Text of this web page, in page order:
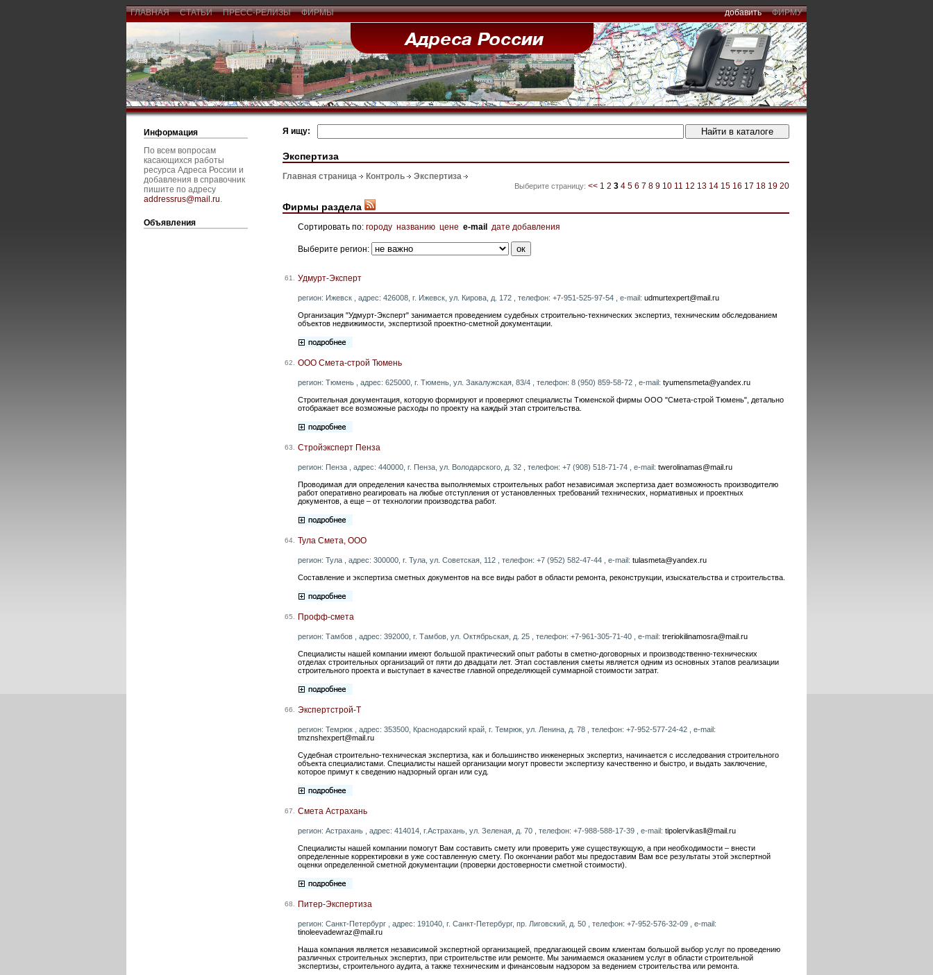
ГЛАВНАЯ СТАТЬИ ПРЕСС-РЕЛИЗЫ ФИРМЫ добавить ФИРМУ
Информация
По всем вопросам
касающихся работы
ресурса Адреса России и
добавления в справочник
пишите по адресу
addressrus@mail.ru.
Объявления
Я ищу:
Экспертиза
Главная страница Контроль Экспертиза
Выберите страницу: << 1 2 3 4 5 6 7 8 9 10 11 12 13 14 15 16 17 18 19 20
Фирмы раздела
Сортировать по: городу названию цене e-mail дате добавления
Выберите регион:
61. Удмурт-Эксперт
регион: Ижевск , адрес: 426008, г. Ижевск, ул. Кирова, д. 172 , телефон: +7-951-525-97-54 , e-mail: udmurtexpert@mail.ru
Организация "Удмурт-Эксперт" занимается проведением судебных строительно-технических экспертиз, техническим обследованием
объектов недвижимости, экспертизой проектно-сметной документации.
62. ООО Смета-строй Тюмень
регион: Тюмень , адрес: 625000, г. Тюмень, ул. Закалужская, 83/4 , телефон: 8 (950) 859-58-72 , e-mail: tyumensmeta@yandex.ru
Строительная документация, которую формируют и проверяют специалисты Тюменской фирмы ООО "Смета-строй Тюмень", детально
отображает все возможные расходы по проекту на каждый этап строительства.
63. Стройэксперт Пенза
регион: Пенза , адрес: 440000, г. Пенза, ул. Володарского, д. 32 , телефон: +7 (908) 518-71-74 , e-mail: twerolinamas@mail.ru
Проводимая для определения качества выполняемых строительных работ независимая экспертиза дает возможность производителю
работ оперативно реагировать на любые отступления от установленных требований технических, нормативных и проектных
документов, а еще – от технологии производства работ.
64. Тула Смета, ООО
регион: Тула , адрес: 300000, г. Тула, ул. Советская, 112 , телефон: +7 (952) 582-47-44 , e-mail: tulasmeta@yandex.ru
Составление и экспертиза сметных документов на все виды работ в области ремонта, реконструкции, изыскательства и строительства.
65. Профф-смета
регион: Тамбов , адрес: 392000, г. Тамбов, ул. Октябрьская, д. 25 , телефон: +7-961-305-71-40 , e-mail: treriokilinamosra@mail.ru
Специалисты нашей компании имеют большой практический опыт работы в сметно-договорных и производственно-технических
отделах строительных организаций от пяти до двадцати лет. Этап составления сметы является одним из основных этапов реализации
строительного проекта и выступает в качестве главной определяющей суммарной стоимости затрат.
66. Экспертстрой-Т
регион: Темрюк , адрес: 353500, Краснодарский край, г. Темрюк, ул. Ленина, д. 78 , телефон: +7-952-577-24-42 , e-mail:
tmznshexpert@mail.ru
Судебная строительно-техническая экспертиза, как и большинство инженерных экспертиз, начинается с исследования строительного
объекта специалистами. Специалисты нашей организации могут провести экспертизу качественно и быстро, и выдать заключение,
которое примут к сведению надзорный орган или суд.
67. Смета Астрахань
регион: Астрахань , адрес: 414014, г.Астрахань, ул. Зеленая, д. 70 , телефон: +7-988-588-17-39 , e-mail: tipolervikasll@mail.ru
Специалисты нашей компании помогут Вам составить смету или проверить уже существующую, а при необходимости – внести
определенные корректировки в уже составленную смету. По окончании работ мы предоставим Вам все результаты этой экспертной
оценки определенной сметной документации (проверки достоверности сметной стоимости).
68. Питер-Экспертиза
регион: Санкт-Петербург , адрес: 191040, г. Санкт-Петербург, пр. Лиговский, д. 50 , телефон: +7-952-576-32-09 , e-mail:
tinoleevadewraz@mail.ru
Наша компания является независимой экспертной организацией, предлагающей своим клиентам большой выбор услуг по проведению
различных строительных экспертиз, при строительстве или ремонте. Мы занимаемся оказанием услуг в области строительной
экспертизы, строительного аудита, а также техническим и финансовым надзором за ведением строительства или ремонта.